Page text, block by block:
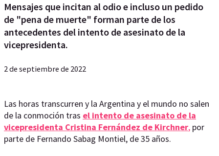
Mensajes que incitan al odio e incluso un pedido
de "pena de muerte" forman parte de los
antecedentes del intento de asesinato de la
vicepresidenta.
2 de septiembre de 2022
Las horas transcurren y la Argentina y el mundo no salen
de la conmoción tras el intento de asesinato de la
vicepresidenta Cristina Fernández de Kirchner, por
parte de Fernando Sabag Montiel, de 35 años.